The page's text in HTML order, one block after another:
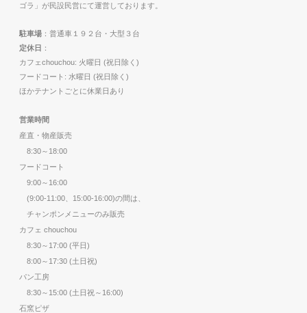
ゴラ」が民設民営にて運営しております。
駐車場 ：普通車１９２台・大型３台
定休日 ：
カフェchouchou: 火曜日 (祝日除く)
フードコート: 水曜日 (祝日除く)
ほかテナントごとに休業日あり
営業時間
産直・物産販売
8:30～18:00
フードコート
9:00～16:00
(9:00-11:00、15:00-16:00)の間は、
チャンポンメニューのみ販売
カフェ chouchou
8:30～17:00 (平日)
8:00～17:30 (土日祝)
パン工房
8:30～15:00 (土日祝～16:00)
石窯ピザ